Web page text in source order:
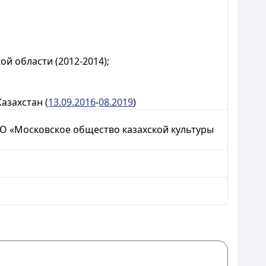
области (2012-2014);
(13.09.2016-08.2019)
общество казахской культуры